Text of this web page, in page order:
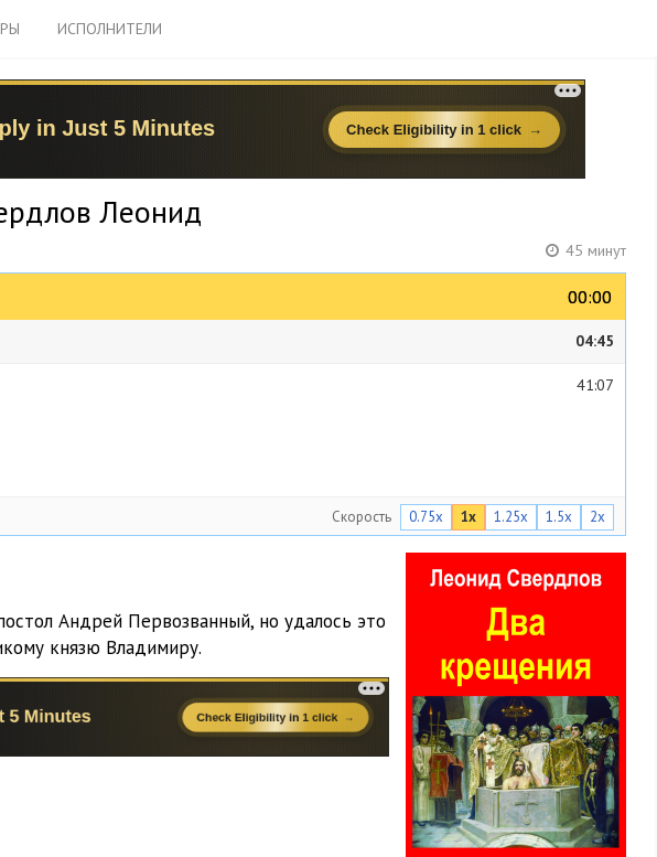
ИСПОЛНИТЕЛИ
Леонид
45 минут
00:00
00:00
04:45
41:07
Скорость 0.75x 1x 1.25x 1.5x 2x
Андрей Первозванный, но удалось это
князю Владимиру.